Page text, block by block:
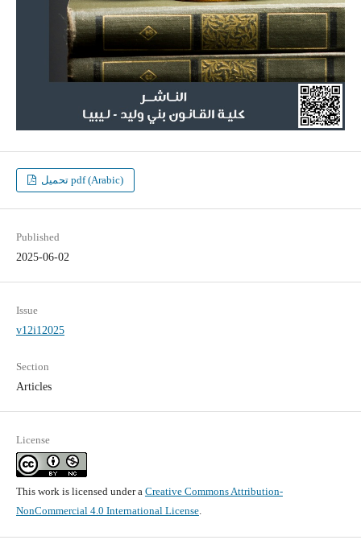
تحميل pdf (Arabic)
Published
2025-06-02
Issue
v12i12025
Section
Articles
License
This work is licensed under a Creative Commons Attribution-
NonCommercial 4.0 International License.